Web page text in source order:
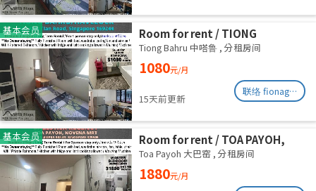
基本会员
Room for rent / TIONG
BAHRU/HAVELOCK / Common
room / 1pax stay / Available 6
August
Tiong Bahru 中嗒鲁 , 分租房间
1080元/月
15天前更新
联络 fionag@transinex.com.sg
基本会员
Room for rent / TOA PAYOH,
NOVENA MRT / Master room /
1pax stay / Available Sept 2
Toa Payoh 大巴窑 , 分租房间
1880元/月